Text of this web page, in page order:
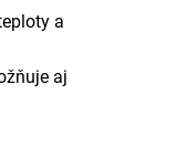
a
aj